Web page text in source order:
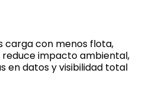
carga con menos flota,
impacto ambiental,
en datos y visibilidad total